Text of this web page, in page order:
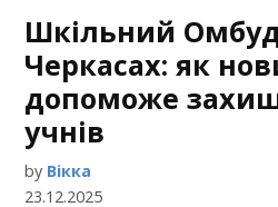
Шкільний
Черкасах: як
допоможе
учнів
by Вікка
23.12.2025